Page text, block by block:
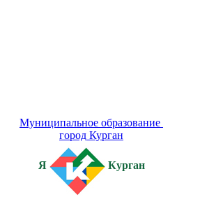
Муниципальное образование
город Курган
Я Курган